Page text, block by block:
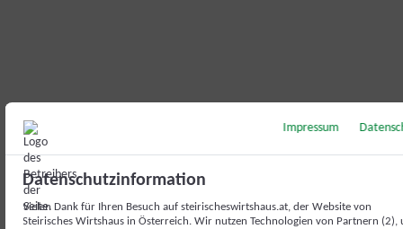
Impressum
Datenschutzinformation
Vielen Dank für Ihren Besuch auf steirischeswirtshaus.at, der Website von
Steirisches Wirtshaus in Österreich. Wir nutzen Technologien von Partnern (2),